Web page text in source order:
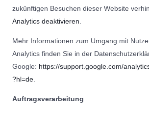
zukünftigen Besuchen dieser Website
Analytics deaktivieren
Mehr Informationen zum Umgang mit
Analytics finden Sie in der
Google: https://support.google.com/
?hl=de
Auftragsverarbeitung